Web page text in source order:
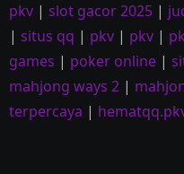
pkv| slot gacor 2025|
| situs qq | pkv| pkv|
games | poker online|
mahjong ways 2|
terpercaya |